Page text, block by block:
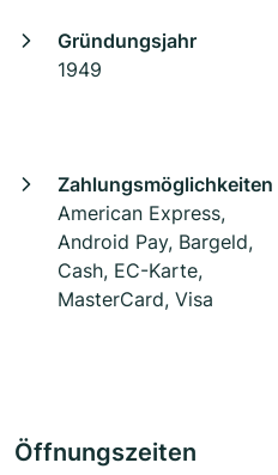
Gründungsjahr
1949
Zahlungsmöglichkeiten
American Express,
Android Pay, Bargeld,
Cash, EC-Karte,
MasterCard, Visa
Öffnungszeiten